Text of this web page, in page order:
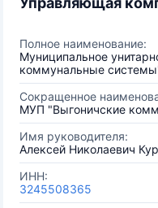
Полное наименование:
Муниципальное
коммунальные
Сокращенное
МУП "Выгоничские
Имя руководителя:
Алексей Николаевич
ИНН:
3245508365